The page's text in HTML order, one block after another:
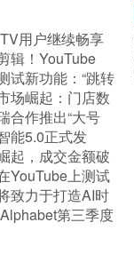
用户继续畅享
务
辑！YouTube
你的六秒视觉盛
试新功能：“跳转
提升观看体验
场崛起：门店数
合作推出“大号
战特斯拉市场地
能5.0正式发
产品和功能升级
起，成交金额破
400个
YouTube上测试
提升观看体验
致力于打造AI时
平台。第三季度